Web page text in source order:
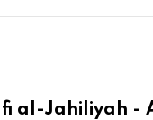
جديدة في عام 2026
al-Jahiliyah -